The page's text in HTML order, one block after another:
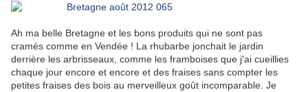
Ah ma belle Bretagne et les bons produits qui ne sont pas
cramés comme en Vendée ! La rhubarbe jonchait le jardin
derrière les arbrisseaux, comme les framboises que j'ai cueillies
chaque jour encore et encore et des fraises sans compter les
petites fraises des bois au merveilleux goût incomparable. Je